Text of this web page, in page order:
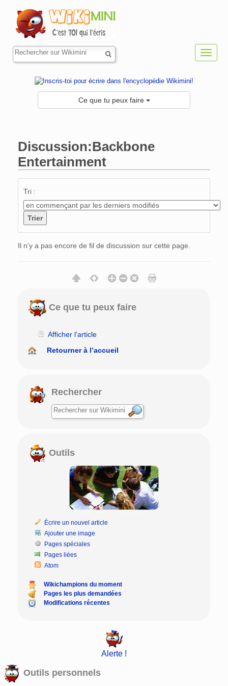
Ce que tu peux faire
Discussion:Backbone
Entertainment
Tri :
Il n’y a pas encore de fil de discussion sur cette page.
Ce que tu peux faire
Afficher l’article
Retourner à l’accueil
Rechercher
Outils
Écrire un nouvel article
Ajouter une image
Pages spéciales
Pages liées
Atom
Wikichampions du moment
Pages les plus demandées
Modifications récentes
Alerte !
Outils personnels